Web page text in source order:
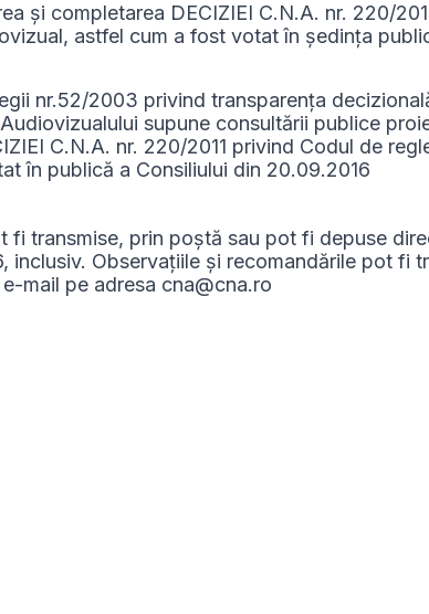
și completarea DECIZIEI C.N.A. nr. 220/
astfel cum a fost votat în ședința
nr.52/2003 privind transparența
supune consultării publice
C.N.A. nr. 220/2011 privind Codul de
în publică a Consiliului din 20.09.2016
fi transmise, prin poștă sau pot fi depuse
inclusiv. Observațiile și recomandările pot fi
mail pe adresa cna@cna.ro